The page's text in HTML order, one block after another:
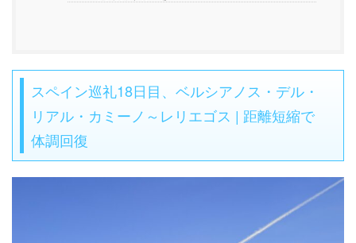
スペイン巡礼18日目、ベルシアノス・デル・
リアル・カミーノ～レリエゴス | 距離短縮で
体調回復